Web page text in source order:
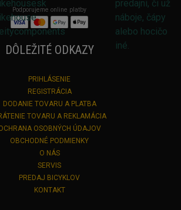
Podporujeme online platby
DÔLEŽITÉ ODKAZY
PRIHLÁSENIE
REGISTRÁCIA
DODANIE TOVARU A PLATBA
TOVARU A REKLAMÁCIA
OSOBNÝCH ÚDAJOV
OBCHODNÉ PODMIENKY
O NÁS
SERVIS
PREDAJ BICYKLOV
KONTAKT